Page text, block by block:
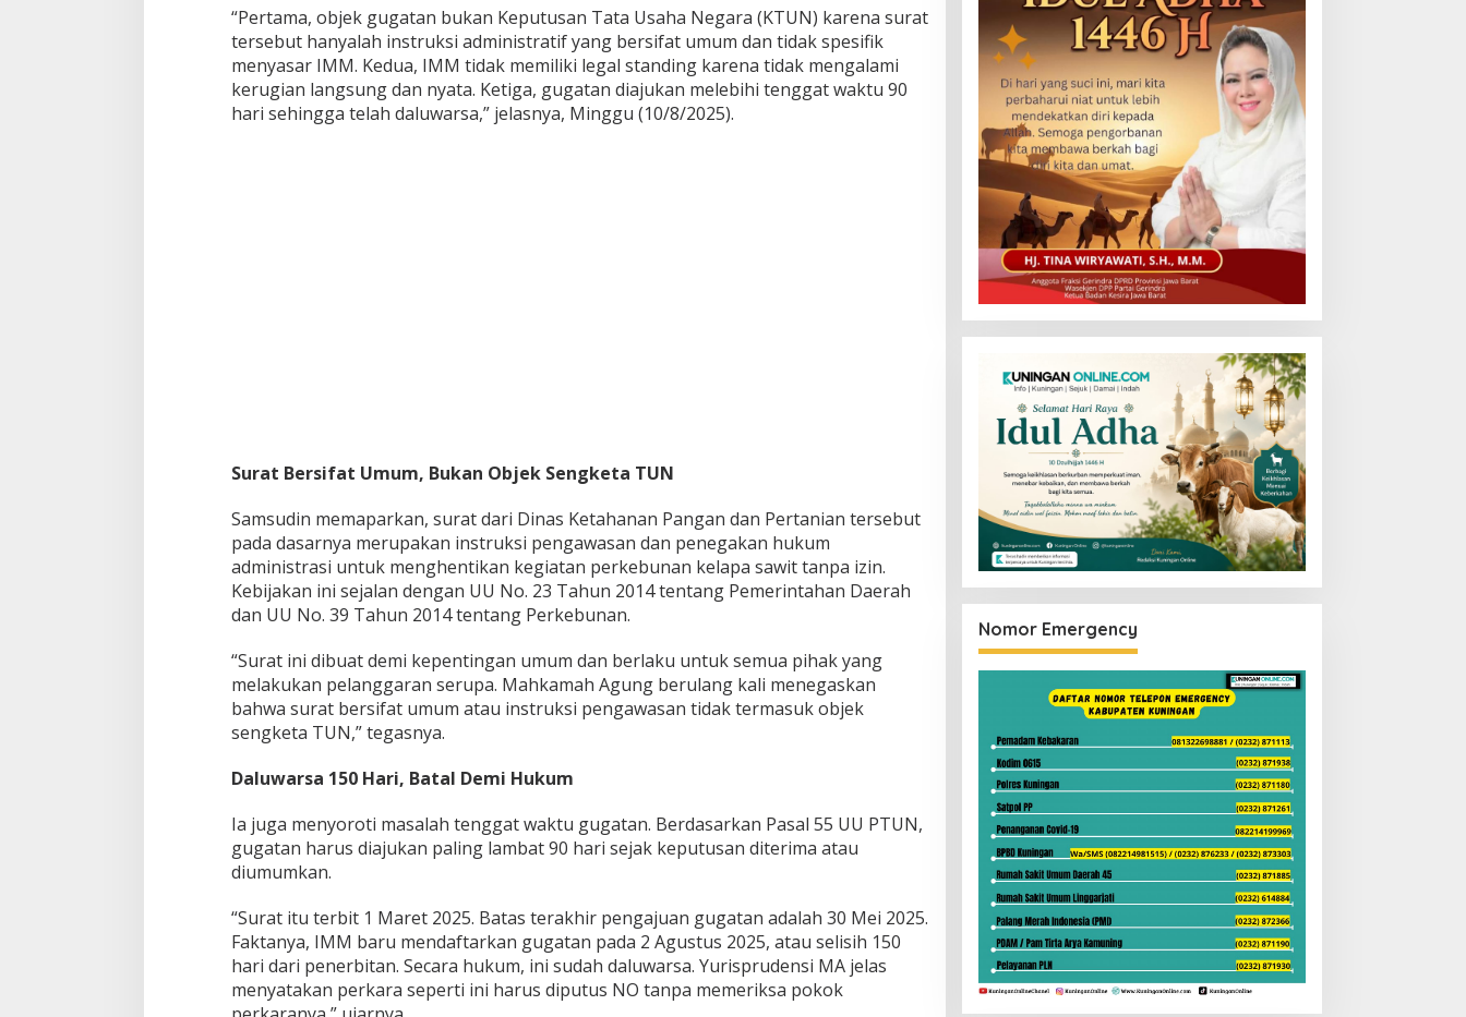
“Pertama, objek gugatan bukan Keputusan Tata Usaha Negara (KTUN) karena surat
tersebut hanyalah instruksi administratif yang bersifat umum dan tidak spesifik
menyasar IMM. Kedua, IMM tidak memiliki legal standing karena tidak mengalami
kerugian langsung dan nyata. Ketiga, gugatan diajukan melebihi tenggat waktu 90
hari sehingga telah daluwarsa,” jelasnya, Minggu (10/8/2025).
Surat Bersifat Umum, Bukan Objek Sengketa TUN
Samsudin memaparkan, surat dari Dinas Ketahanan Pangan dan Pertanian tersebut
pada dasarnya merupakan instruksi pengawasan dan penegakan hukum
administrasi untuk menghentikan kegiatan perkebunan kelapa sawit tanpa izin.
Kebijakan ini sejalan dengan UU No. 23 Tahun 2014 tentang Pemerintahan Daerah
dan UU No. 39 Tahun 2014 tentang Perkebunan.
“Surat ini dibuat demi kepentingan umum dan berlaku untuk semua pihak yang
melakukan pelanggaran serupa. Mahkamah Agung berulang kali menegaskan
bahwa surat bersifat umum atau instruksi pengawasan tidak termasuk objek
sengketa TUN,” tegasnya.
Daluwarsa 150 Hari, Batal Demi Hukum
Ia juga menyoroti masalah tenggat waktu gugatan. Berdasarkan Pasal 55 UU PTUN,
gugatan harus diajukan paling lambat 90 hari sejak keputusan diterima atau
diumumkan.
“Surat itu terbit 1 Maret 2025. Batas terakhir pengajuan gugatan adalah 30 Mei 2025.
Faktanya, IMM baru mendaftarkan gugatan pada 2 Agustus 2025, atau selisih 150
hari dari penerbitan. Secara hukum, ini sudah daluwarsa. Yurisprudensi MA jelas
menyatakan perkara seperti ini harus diputus NO tanpa memeriksa pokok
Nomor Emergency